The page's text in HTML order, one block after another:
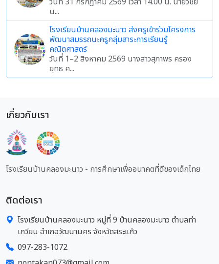
น...
โรงเรียนบ้านคลองมะนาว ส่งครูเข้าร่วมโครงการ
พัฒนาสมรรถนะครูกลุ่มสาระการเรียนรู้
คณิตศาสตร์
วันที่ 1–2 สิงหาคม 2569 นางสาวสุภาพร ครอง
ยุทธ ค...
เกี่ยวกับเรา
โรงเรียนบ้านคลองมะนาว - การศึกษาเพื่ออนาคตที่ดีของเด็กไทย
ติดต่อเรา
โรงเรียนบ้านคลองมะนาว หมู่ที่ 9 บ้านคลองมะนาว ตำบลท่า
เกวียน อำเภอวัฒนานคร จังหวัดสระแก้ว
097-283-1072